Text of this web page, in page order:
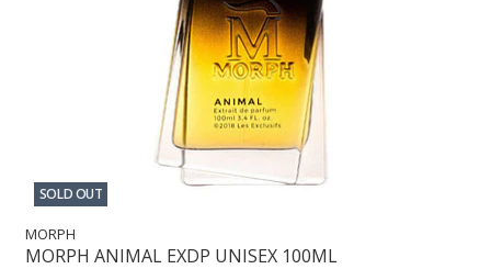
SOLD OUT
MORPH
MORPH ANIMAL EXDP UNISEX 100ML